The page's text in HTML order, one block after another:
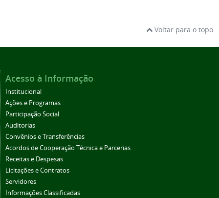
Voltar para o topo
Acesso à Informação
Institucional
Ações e Programas
Participação Social
Auditorias
Convênios e Transferências
Acordos de Cooperação Técnica e Parcerias
Receitas e Despesas
Licitações e Contratos
Servidores
Informações Classificadas